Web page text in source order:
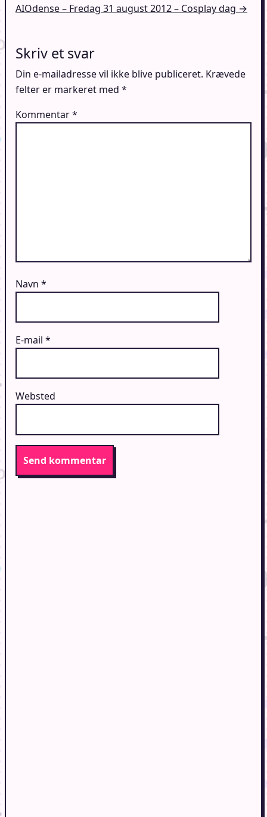
AIOdense – Fredag 31 august 2012 – Cosplay dag →
Skriv et svar
Din e-mailadresse vil ikke blive publiceret. Krævede
felter er markeret med *
Kommentar*
Navn *
E-mail *
Websted